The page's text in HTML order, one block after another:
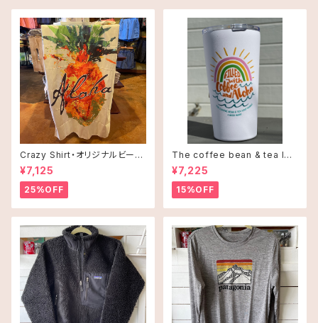
KAI COFFEE カイコーヒー
Kate Spade ケイトスペード
Local Motion Hawaiiローカルモーション
Lucky Brandラッキーブランド
Olive&Oliverオリーブ＆オリバー
Patalohaパタロハ
Leonard's レナーズ
LeSportsac レスポートサック
Crazy Shirt・オリジナルビーチ
タオル
¥7,125
25%OFF
The coffee bean & tea lea
f タンブラー 16oz(473ml)・C
offee and Alohaオレンジ
¥7,225
15%OFF